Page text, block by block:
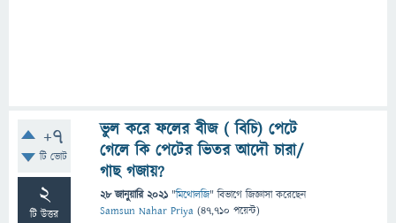
+7
টি ভোট
2
টি উত্তর
ভুল করে ফলের বীজ ( বিচি) পেটে
গেলে কি পেটের ভিতর আদৌ চারা/
গাছ গজায়?
28 জানুয়ারি 2021 "মিথোলজি" বিভাগে জিজ্ঞাসাকরেছেন
Samsun Nahar Priya (47,710 পয়েন্ট)